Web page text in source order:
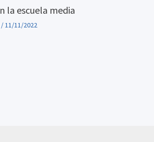
la escuela media
11/11/2022